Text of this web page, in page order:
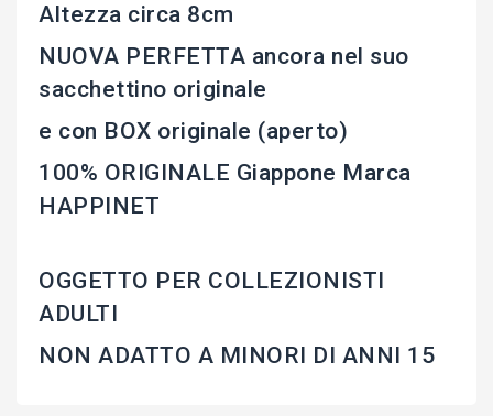
Altezza circa 8cm
NUOVA PERFETTA ancora nel suo
sacchettino originale
e con BOX originale (aperto)
100% ORIGINALE Giappone Marca
HAPPINET
OGGETTO PER COLLEZIONISTI
ADULTI
NON ADATTO A MINORI DI ANNI 15